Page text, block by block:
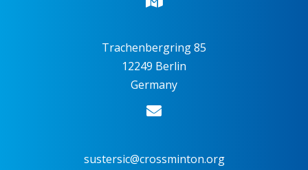
Trachenbergring 85
12249 Berlin
Germany
sustersic@crossminton.org